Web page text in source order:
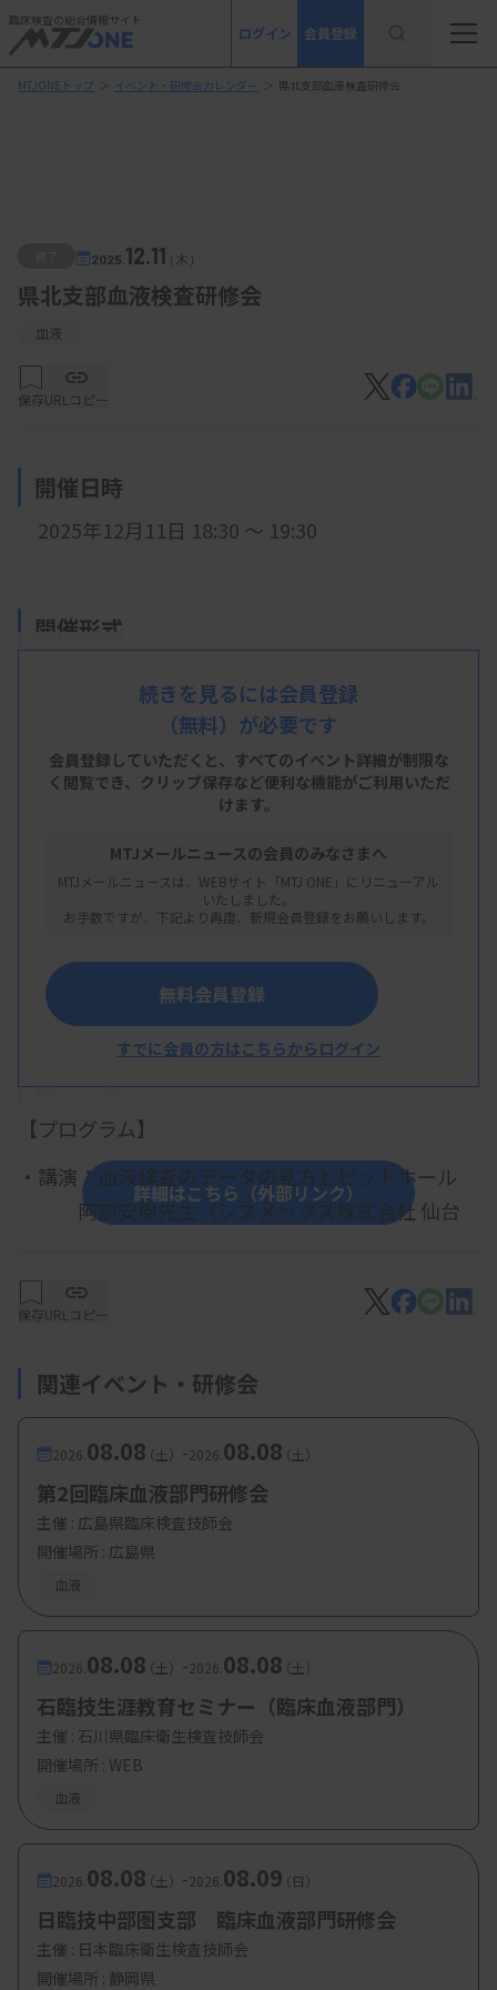
臨床検査の総合情報サイト
ログイン 会員登録
MTJONEトップ ＞ イベント・研修会カレンダー ＞ 県北支部血液検査研修会
2025. 12.11 （木）
県北支部血液検査研修会
血液
保存URLコピー
開催日時
2025年12月11日 18:30 ～ 19:30
開催形式
会 場
福島赤十字病院 1階 多目的ホール
福島市八島町7番7号
福島県臨床検査技師会
概 要
【プログラム】
・講演：血液検査のデータの見方とピットホール
阿部安樹先生（シスメックス株式会社 仙台
詳細はこちら（外部リンク）
続きを見るには会員登録
（無料）が必要です
会員登録していただくと、すべてのイベント詳細が制限な
く閲覧でき、 クリップ保存など便利な機能がご利用いただ
けます。
MTJメールニュースの会員のみなさまへ
MTJメールニュースは、WEBサイト「MTJ ONE」にリニューアル
いたしました。
お手数ですが、下記より再度、新規会員登録をお願いします。
無料会員登録
すでに会員の方はこちらからログイン
保存URLコピー
関連イベント・研修会
2026. 08.08（土） -2026. 08.08（土）
第2回臨床血液部門研修会
主催 : 広島県臨床検査技師会
開催場所 : 広島県
血液
2026. 08.08（土） -2026. 08.08（土）
石臨技生涯教育セミナー（臨床血液部門）
主催 : 石川県臨床衛生検査技師会
開催場所 : WEB
血液
2026. 08.08（土） -2026. 08.09（日）
日臨技中部圏支部 臨床血液部門研修会
主催 : 日本臨床衛生検査技師会
開催場所 : 静岡県